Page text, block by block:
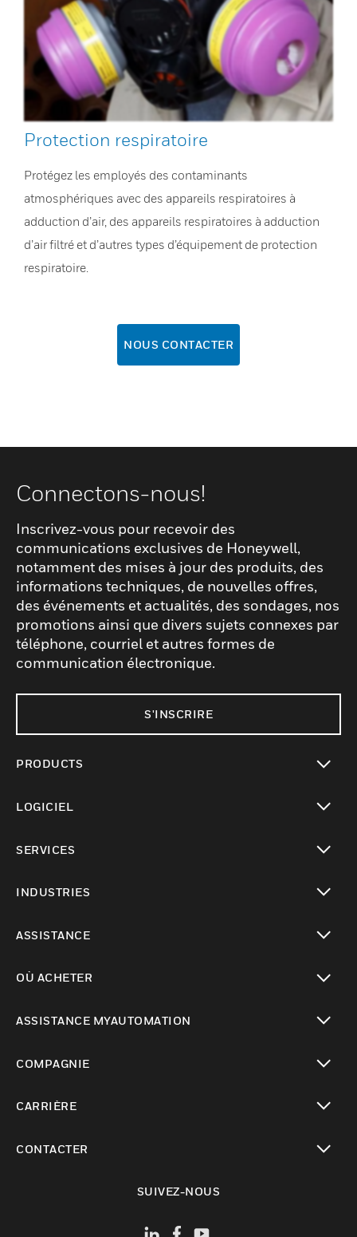
Protection respiratoire
Protégez les employés des contaminants
atmosphériques avec des appareils respiratoires à
adduction d’air, des appareils respiratoires à adduction
d’air filtré et d’autres types d’équipement de protection
respiratoire.
NOUS CONTACTER
Connectons-nous!
Inscrivez-vous pour recevoir des
communications exclusives de Honeywell,
notamment des mises à jour des produits, des
informations techniques, de nouvelles offres,
des événements et actualités, des sondages, nos
promotions ainsi que divers sujets connexes par
téléphone, courriel et autres formes de
communication électronique.
S'INSCRIRE
PRODUCTS
LOGICIEL
SERVICES
INDUSTRIES
ASSISTANCE
OÙ ACHETER
ASSISTANCE MYAUTOMATION
COMPAGNIE
CARRIÈRE
CONTACTER
SUIVEZ-NOUS